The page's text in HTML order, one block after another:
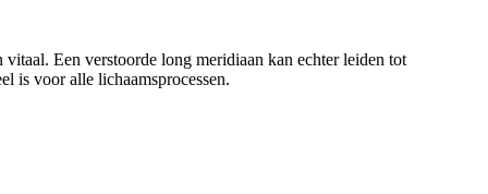
Een verstoorde long meridiaan kan echter leiden tot
is voor alle lichaamsprocessen.